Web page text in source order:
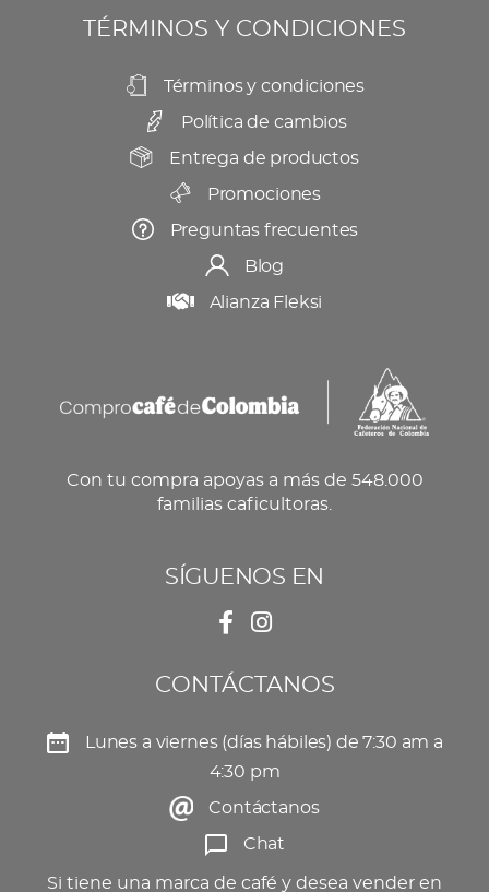
TÉRMINOS Y CONDICIONES
Términos y condiciones
Política de cambios
Entrega de productos
Promociones
Preguntas frecuentes
Blog
Alianza Fleksi
Con tu compra apoyas a más de 548.000
familias caficultoras.
SÍGUENOS EN
CONTÁCTANOS
Lunes a viernes (días hábiles) de 7:30 am a
4:30 pm
Contáctanos
Chat
Si tiene una marca de café y desea vender en